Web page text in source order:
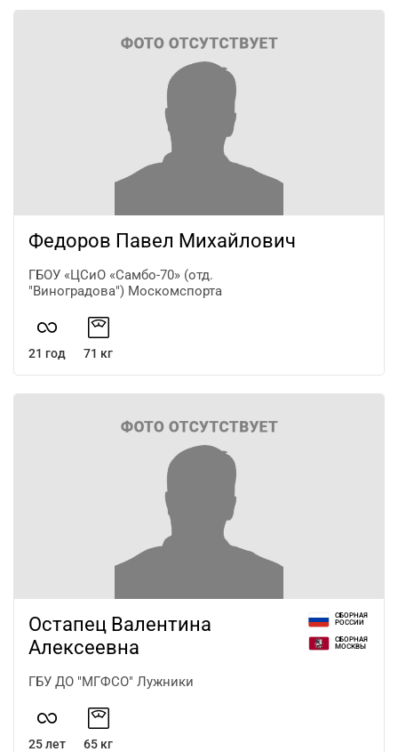
Федоров Павел Михайлович
ГБОУ «ЦСиО «Самбо-70» (отд.
"Виноградова") Москомспорта
21 год 71 кг
Остапец Валентина
Алексеевна
ГБУ ДО "МГФСО" Лужники
СБОРНАЯ
РОССИИ
СБОРНАЯ
МОСКВЫ
25 лет 65 кг